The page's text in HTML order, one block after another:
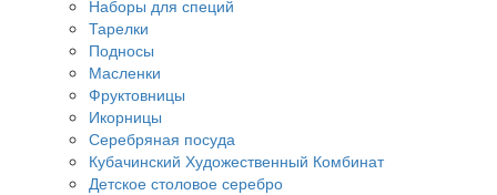
Наборы для специй
Тарелки
Подносы
Масленки
Фруктовницы
Икорницы
Серебряная посуда
Кубачинский Художественный Комбинат
Детское столовое серебро